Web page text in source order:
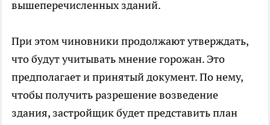
вышеперечисленных зданий.
При этом чиновники продолжают утверждать,
что будут учитывать мнение горожан. Это
предполагает и принятый документ. По нему,
чтобы получить разрешение возведение
здания, застройщик будет представить план